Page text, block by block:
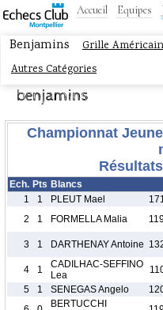
Accueil Equipes
Benjamins Grille
Autres Catégories
benjamins
Championnat
Ech. Pts Blancs
1
1 PLEUT Mael
2
1 FORMELLA Malia
3 1 DARTHENAY Antoine
4 1
CADILHAC-SEFFINO
Lea
5
1 SENEGAS Angelo
BERTUCCHI